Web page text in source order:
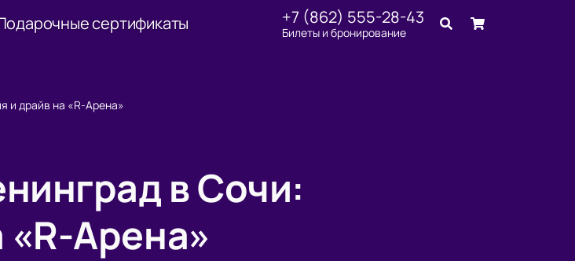
сертификаты +7 (862) 555-28-43
Билеты и бронирование
и драйв на «R-Арена»
в Сочи:
«R-Арена»